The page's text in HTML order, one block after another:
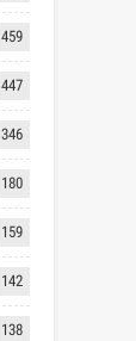
459
447
346
180
159
142
138